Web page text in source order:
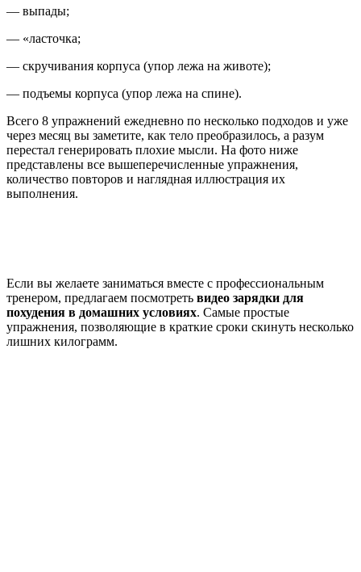
— выпады;
— «ласточка;
— скручивания корпуса (упор лежа на животе);
— подъемы корпуса (упор лежа на спине).
Всего 8 упражнений ежедневно по несколько подходов и уже
через месяц вы заметите, как тело преобразилось, а разум
перестал генерировать плохие мысли. На фото ниже
представлены все вышеперечисленные упражнения,
количество повторов и наглядная иллюстрация их
выполнения.
Если вы желаете заниматься вместе с профессиональным
тренером, предлагаем посмотреть видео зарядки для
похудения в домашних условиях. Самые простые
упражнения, позволяющие в краткие сроки скинуть несколько
лишних килограмм.